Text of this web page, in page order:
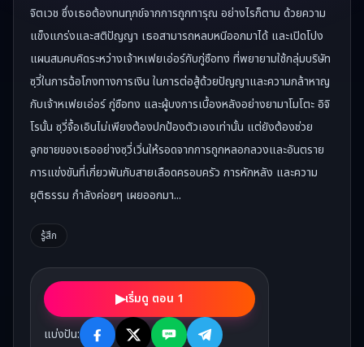
จิตเวช ซึ่งเธอต้องทนทุกข์จากการถูกทารุณ อย่างไรก็ตาม ด้วยความ
แข็งแกร่งและสติปัญญา เธอสามารถหลบหนีออกมาได้ และเปิดโปง
แผนสมคบคิดระหว่างเจ้าหเฟยเอ่อร์กับกู่ซือทง ที่พยายามใช้กลุ่มบริษัท
ซฺวี่ในการฉ้อโกงทางการเงิน ในการต่อสู้ด้วยปัญญาและความกล้าหาญ
กับเจ้าหเฟยเอ่อร์ กู่ซือทง และผู้บงการเบื้องหลังอย่างยามาโมโตะ อิจิ
โรนั้น ซฺวี่จื้อเอินไม่เพียงต้องปกป้องตัวเองเท่านั้น แต่ยังต้องช่วย
ลูกชายของเธออย่างซฺวี่เวิ่นให้รอดจากการถูกหลอกลวงและอันตราย
การแข่งขันที่เกี่ยวพันกับสายเลือดครอบครัว การหักหลัง และความ
ยุติธรรม กำลังค่อยๆ เผยออกมา...
รู้สึก
▶เริ่มดู ตอน 1
แบ่งปัน: